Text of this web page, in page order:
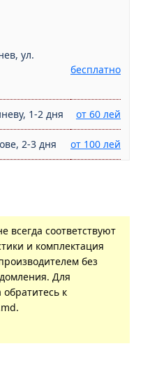
ул.
бесплатно
1-2 дня от 60 лей
2-3 дня от 100 лей
всегда соответствуют
и комплектация
без
Для
к